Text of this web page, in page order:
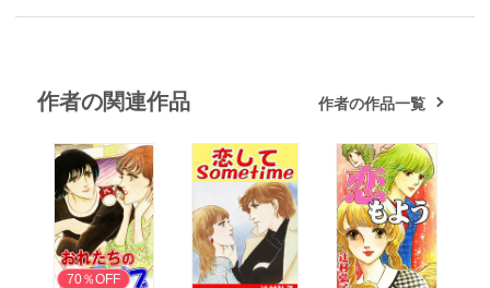
作者の関連作品 作者の作品一覧
70％OFF